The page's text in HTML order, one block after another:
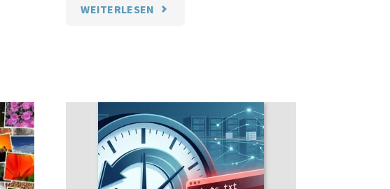
WEITERLESEN "DIPLOMLEHRGANG
&
SEO,
INKL.